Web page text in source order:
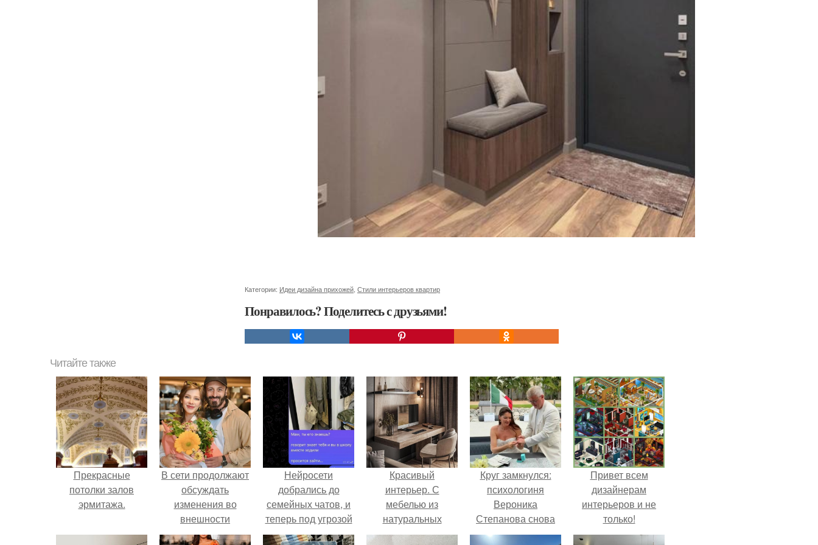
Категории: Идеи дизайна прихожей Стили интерьеров квартир
Понравилось? Поделитесь с друзьями!
Читайте также
Прекрасные
потолки залов
эрмитажа.
В сети продолжают
обсуждать
изменения во
внешности
актрисы.
Нейросети
добрались до
семейных чатов, и
теперь под угрозой
мамины нервы.
Красивый
интерьер. С
мебелью из
натуральных
материалов.
Круг замкнулся:
психологиня
Вероника
Степанова снова
вышла замуж за
Привет всем
дизайнерам
интерьеров и не
только!